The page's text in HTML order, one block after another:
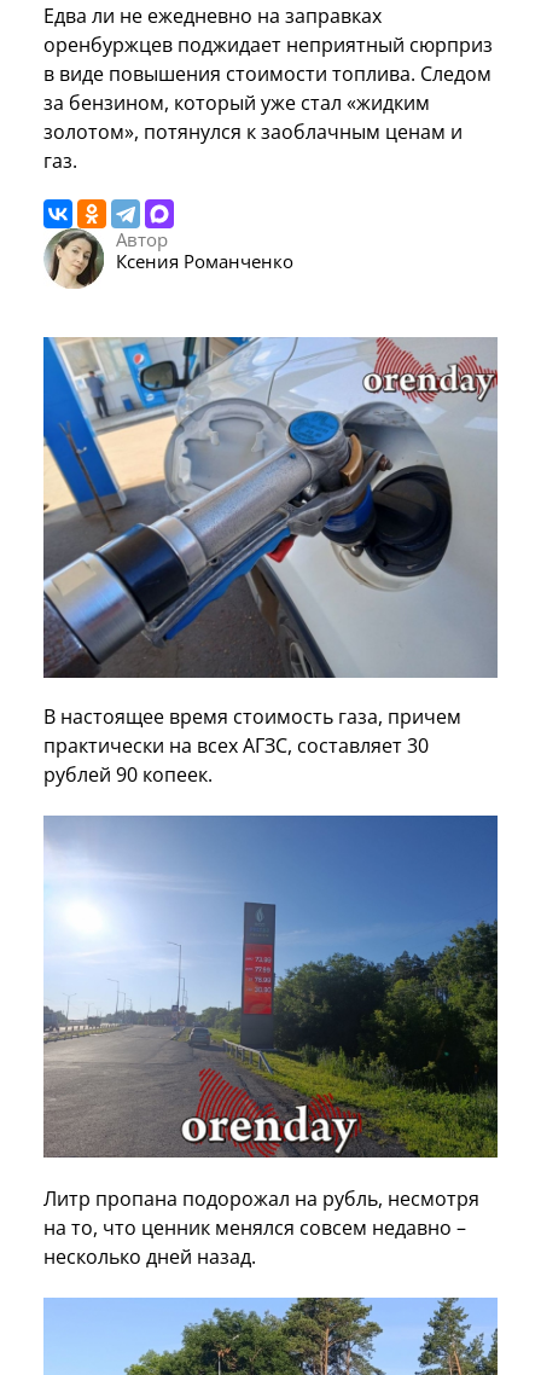
Едва ли не ежедневно на заправках
оренбуржцев поджидает неприятный сюрприз
в виде повышения стоимости топлива. Следом
за бензином, который уже стал «жидким
золотом», потянулся к заоблачным ценам и
газ.
Автор
Ксения Романченко
В настоящее время стоимость газа, причем
практически на всех АГЗС, составляет 30
рублей 90 копеек.
Литр пропана подорожал на рубль, несмотря
на то, что ценник менялся совсем недавно –
несколько дней назад.